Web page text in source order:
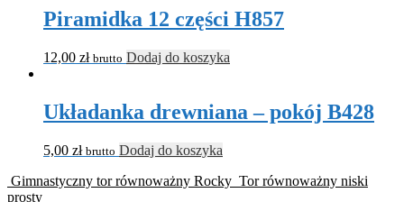
Piramidka 12 części H857
12,00 zł brutto Dodaj do koszyka
Układanka drewniana – pokój B428
5,00 zł brutto Dodaj do koszyka
Gimnastyczny tor równoważny Rocky Tor równoważny niski
prosty